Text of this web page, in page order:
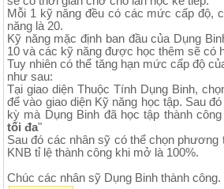
Mỗi 1 kỹ năng đều có các mức cấp độ,
năng là 20.
Kỹ năng mặc định ban đầu của Dụng
10 và các kỹ năng được học thêm sẽ có
Tuy nhiên có thể tăng hạn mức cấp độ
như sau:
Tại giao diện Thuộc Tính Dụng Binh,
để vào giao diện Kỹ năng học tập. Sau
kỳ mà Dụng Binh đã học tập thành
tối đa"
Sau đó các nhân sỹ có thể chọn
KNB tỉ lệ thành công khi mở là 100%.
Chúc các nhân sỹ Dụng Binh thành công.